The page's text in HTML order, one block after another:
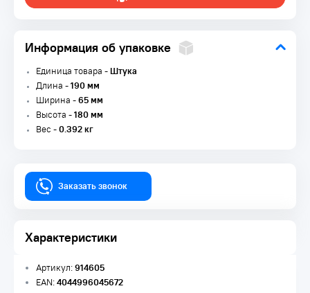
Информация об упаковке
Единица товара -Штука
Длина -190 мм
Ширина -65 мм
Высота -180 мм
Вес -0.392 кг
Заказать звонок
Характеристики
Артикул:914605
EAN:4044996045672